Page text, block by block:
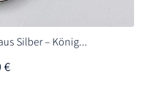
Silber – König...
€